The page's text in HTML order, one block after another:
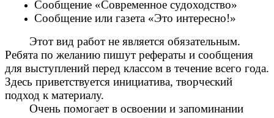
Сообщение «Современное судоходство»
Сообщение или газета «Это интересно!»
Этот вид работ не является обязательным.
Ребята по желанию пишут рефераты и сообщения
для выступлений перед классом в течение всего года.
Здесь приветствуется инициатива, творческий
подход к материалу.
Очень помогает в освоении и запоминании